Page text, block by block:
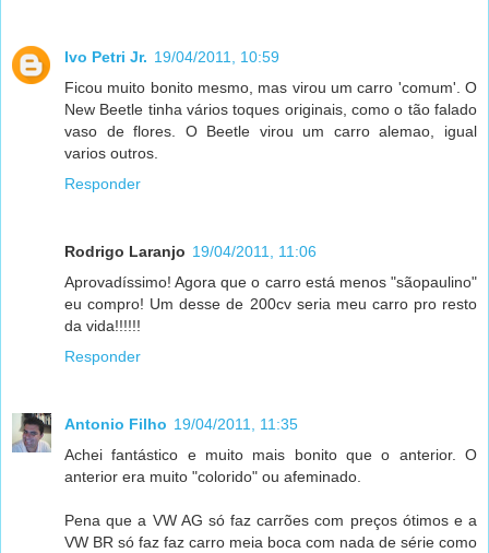
Ivo Petri Jr. 19/04/2011, 10:59
Ficou muito bonito mesmo, mas virou um carro 'comum'. O
New Beetle tinha vários toques originais, como o tão falado
vaso de flores. O Beetle virou um carro alemao, igual
varios outros.
Responder
Rodrigo Laranjo 19/04/2011, 11:06
Aprovadíssimo! Agora que o carro está menos "sãopaulino"
eu compro! Um desse de 200cv seria meu carro pro resto
da vida!!!!!!
Responder
Antonio Filho 19/04/2011, 11:35
Achei fantástico e muito mais bonito que o anterior. O
anterior era muito "colorido" ou afeminado.
Pena que a VW AG só faz carrões com preços ótimos e a
VW BR só faz faz carro meia boca com nada de série como